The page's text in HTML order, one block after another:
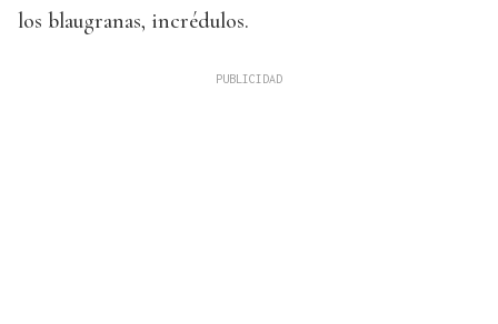
los blaugranas, incrédulos.